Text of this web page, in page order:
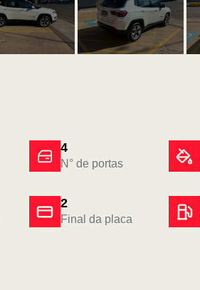
4
N° de portas
2
Final da placa